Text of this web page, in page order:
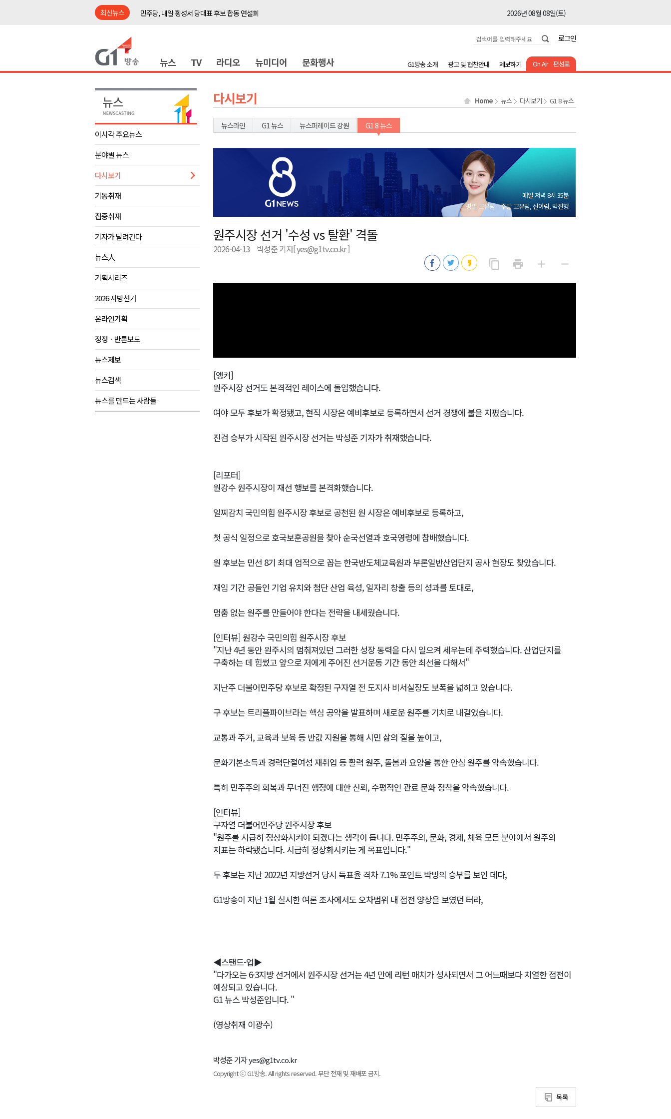
최신뉴스
민주당, 내일 횡성서 당대표 후보 합동 연설회
2026년 08월 08일(토)
2026년 08월 08일(토)
춘천시립 '장애아동전담어린이집' 개원
2026년 08월 08일(토)
양양군, 21일까지 '초등학생 틈새 돌봄' 시행
강원개발공사, 공기업 평가 2년 연속 '다'등급
2026년 08월 08일(토)
도-시군 첫 간담회..우상호 "하나된 공동체"
2026년 08월 08일(토)
민주당, 내일 횡성서 당대표 후보 합동 연설회
2026년 08월 08일(토)
철원 백마고지역~월정리역 경원선 복원 재개
2026년 08월 08일(토)
어젯밤 원주 아파트 정전..천 백여세대 불편
2026년 08월 08일(토)
영월군, 14~15일 서부시장 야시장 운영
양양군, 21일까지 '초등학생 틈새 돌봄' 시행
강원개발공사, 공기업 평가 2년 연속 '다'등급
2026년 08월 08일(토)
도-시군 첫 간담회..우상호 "하나된 공동체"
2026년 08월 07일(금)
로그인
뉴스 TV 라디오 뉴미디어 문화행사 On Air 편성표
G1방송 소개 광고 및 협찬안내 제보하기
이시각 주요뉴스
분야별 뉴스
다시보기
기동취재
집중취재
기자가 달려간다
뉴스人
기획시리즈
2026 지방선거
온라인기획
정정ㆍ반론보도
뉴스제보
뉴스검색
뉴스를 만드는 사람들
다시보기 Home 뉴스 다시보기 G1 8 뉴스
뉴스라인 G1 뉴스 뉴스퍼레이드 강원 G1 8 뉴스
매일 저녁 8시 35분
평일 고유림
주말 고유림, 신아림, 박진형
원주시장 선거 '수성 vs 탈환' 격돌
2026-04-13 박성준 기자[ yes@g1tv.co.kr ]
content_copy
사
print add
게
remove
게
[앵커]
원주시장 선거도 본격적인 레이스에 돌입했습니다.
여야 모두 후보가 확정됐고, 현직 시장은 예비후보로 등록하면서 선거 경쟁에 불을 지폈습니다.
진검 승부가 시작된 원주시장 선거는 박성준 기자가 취재했습니다.
[리포터]
원강수 원주시장이 재선 행보를 본격화했습니다.
일찌감치 국민의힘 원주시장 후보로 공천된 원 시장은 예비후보로 등록하고,
첫 공식 일정으로 호국보훈공원을 찾아 순국선열과 호국영령에 참배했습니다.
원 후보는 민선 8기 최대 업적으로 꼽는 한국반도체교육원과 부론일반산업단지 공사 현장도 찾았습니다.
재임 기간 공들인 기업 유치와 첨단 산업 육성, 일자리 창출 등의 성과를 토대로,
멈춤 없는 원주를 만들어야 한다는 전략을 내세웠습니다.
[인터뷰] 원강수 국민의힘 원주시장 후보
"지난 4년 동안 원주시의 멈춰져있던 그러한 성장 동력을 다시 일으켜 세우는데 주력했습니다. 산업단지를
구축하는 데 힘썼고 앞으로 저에게 주어진 선거운동 기간 동안 최선을 다해서"
지난주 더불어민주당 후보로 확정된 구자열 전 도지사 비서실장도 보폭을 넓히고 있습니다.
구 후보는 트리플파이브라는 핵심 공약을 발표하며 새로운 원주를 기치로 내걸었습니다.
교통과 주거, 교육과 보육 등 반값 지원을 통해 시민 삶의 질을 높이고,
문화기본소득과 경력단절여성 재취업 등 활력 원주, 돌봄과 요양을 통한 안심 원주를 약속했습니다.
특히 민주주의 회복과 무너진 행정에 대한 신뢰, 수평적인 관료 문화 정착을 약속했습니다.
[인터뷰]
구자열 더불어민주당 원주시장 후보
"원주를 시급히 정상화시켜야 되겠다는 생각이 듭니다. 민주주의, 문화, 경제, 체육 모든 분야에서 원주의
지표는 하락됐습니다. 시급히 정상화시키는 게 목표입니다."
두 후보는 지난 2022년 지방선거 당시 득표율 격차 7.1% 포인트 박빙의 승부를 보인 데다,
G1방송이 지난 1월 실시한 여론 조사에서도 오차범위 내 접전 양상을 보였던 터라,
◀스탠드-업▶
"다가오는 6·3지방 선거에서 원주시장 선거는 4년 만에 리턴 매치가 성사되면서 그 어느때보다 치열한 접전이
예상되고 있습니다.
G1 뉴스 박성준입니다. "
(영상취재 이광수)
박성준 기자 yes@g1tv.co.kr
Copyright ⓒ G1방송. All rights reserved. 무단 전재 및 재배포 금지.
목록